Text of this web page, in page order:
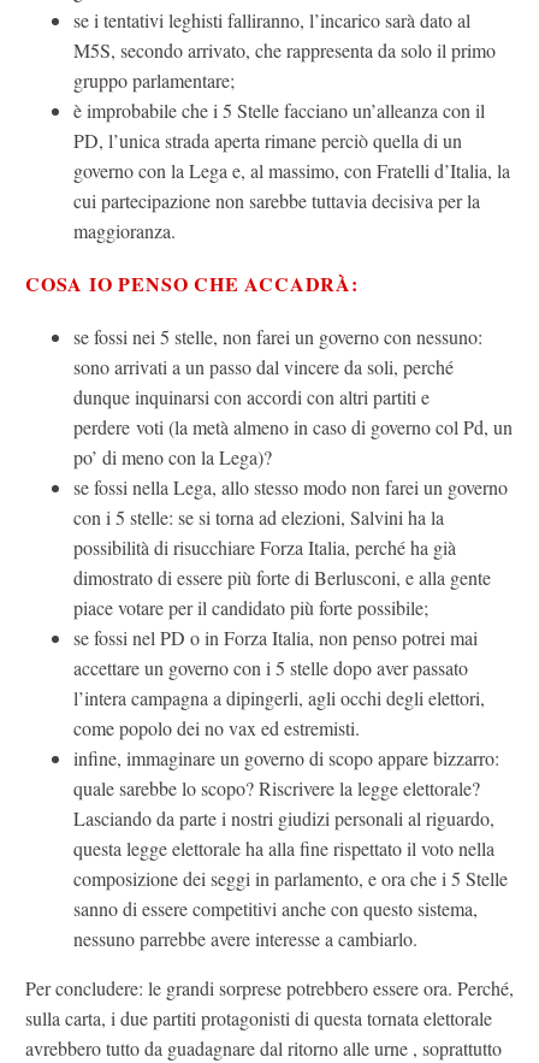
se i tentativi leghisti falliranno, l’incarico sarà dato al
M5S, secondo arrivato, che rappresenta da solo il primo
gruppo parlamentare;
è improbabile che i 5 Stelle facciano un’alleanza con il
PD, l’unica strada aperta rimane perciò quella di un
governo con la Lega e, al massimo, con Fratelli d’Italia, la
cui partecipazione non sarebbe tuttavia decisiva per la
maggioranza.
COSA IO PENSO CHE ACCADRÀ:
se fossi nei 5 stelle, non farei un governo con nessuno:
sono arrivati a un passo dal vincere da soli, perché
dunque inquinarsi con accordi con altri partiti e
perdere voti (la metà almeno in caso di governo col Pd, un
po’ di meno con la Lega)?
se fossi nella Lega, allo stesso modo non farei un governo
con i 5 stelle: se si torna ad elezioni, Salvini ha la
possibilità di risucchiare Forza Italia, perché ha già
dimostrato di essere più forte di Berlusconi, e alla gente
piace votare per il candidato più forte possibile;
se fossi nel PD o in Forza Italia, non penso potrei mai
accettare un governo con i 5 stelle dopo aver passato
l’intera campagna a dipingerli, agli occhi degli elettori,
come popolo dei no vax ed estremisti.
infine, immaginare un governo di scopo appare bizzarro:
quale sarebbe lo scopo? Riscrivere la legge elettorale?
Lasciando da parte i nostri giudizi personali al riguardo,
questa legge elettorale ha alla fine rispettato il voto nella
composizione dei seggi in parlamento, e ora che i 5 Stelle
sanno di essere competitivi anche con questo sistema,
nessuno parrebbe avere interesse a cambiarlo.
Per concludere: le grandi sorprese potrebbero essere ora. Perché,
sulla carta, i due partiti protagonisti di questa tornata elettorale
avrebbero tutto da guadagnare dal ritorno alle urne , soprattutto